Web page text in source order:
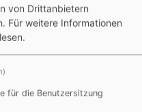
und Jugendliche
Firmung, in
sind …
von Drittanbietern
Für weitere Informationen
lesen.
für die Benutzersitzung